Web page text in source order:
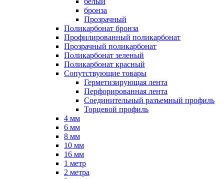
бронза
Прозрачный
Поликарбонат бронза
Профилированный поликарбонат
Прозрачный поликарбонат
Поликарбонат зеленый
Поликарбонат красный
Сопутствующие товары
Герметизирующая лента
Перфорированная лента
Соединительный разъемный профиль
Торцевой профиль
4 мм
6 мм
8 мм
10 мм
16 мм
1 метр
2 метра